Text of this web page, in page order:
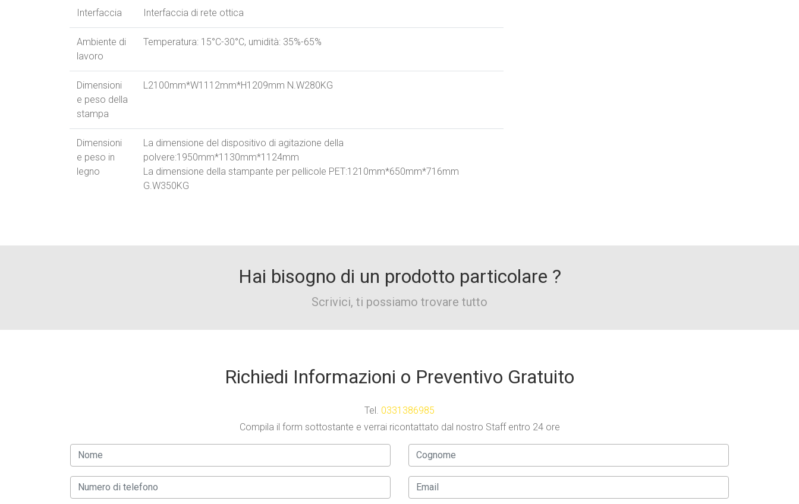
Interfaccia Interfaccia di rete ottica
Ambiente di
lavoro
Temperatura: 15°C-30°C, umidità: 35%-65%
Dimensioni
e peso della
stampa
L2100mm*W1112mm*H1209mm N.W280KG
Dimensioni
e peso in
legno
La dimensione del dispositivo di agitazione della
polvere:1950mm*1130mm*1124mm
La dimensione della stampante per pellicole PET:1210mm*650mm*716mm
G.W350KG
Hai bisogno di un prodotto particolare ?
Scrivici, ti possiamo trovare tutto
Richiedi Informazioni o Preventivo Gratuito
Tel. 0331386985
Compila il form sottostante e verrai ricontattato dal nostro Staff entro 24 ore